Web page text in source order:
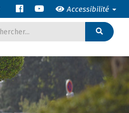
Accessibilité